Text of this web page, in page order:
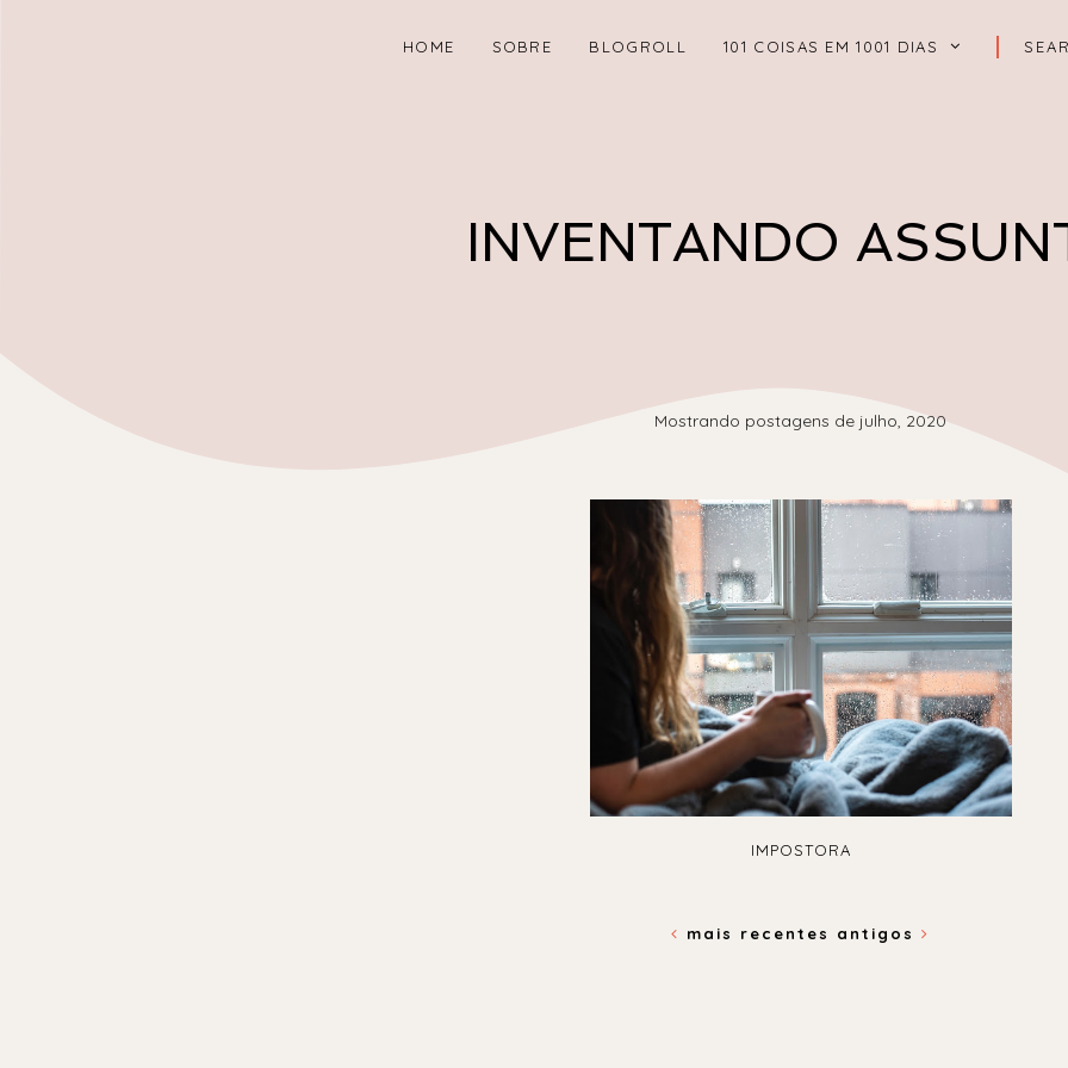
HOME SOBRE BLOGROLL 101 COISAS EM 1001 DIAS
INVENTANDO
Mostrando postagens de julho, 2020
IMPOSTORA
mais recentes antigos